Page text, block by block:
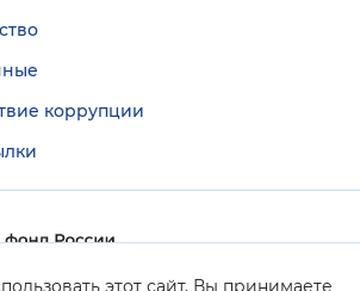
этот сайт, Вы принимаете
коррупции